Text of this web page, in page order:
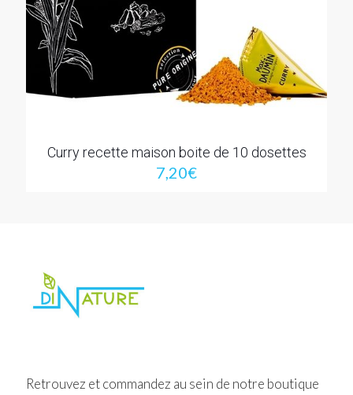
Curry recette maison boite de 10 dosettes
7,20€
Retrouvez et commandez au sein de notre boutique